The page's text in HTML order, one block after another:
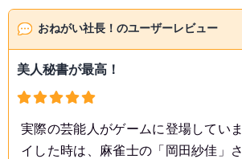
おねがい社長！のユーザーレビュー
美人秘書が最高！
実際の芸能人がゲームに登場してい
イした時は、麻雀士の「岡田紗佳」